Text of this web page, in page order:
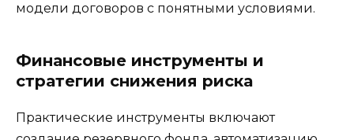
модели договоров с понятными условиями.
Финансовые инструменты и
стратегии снижения риска
Практические инструменты включают